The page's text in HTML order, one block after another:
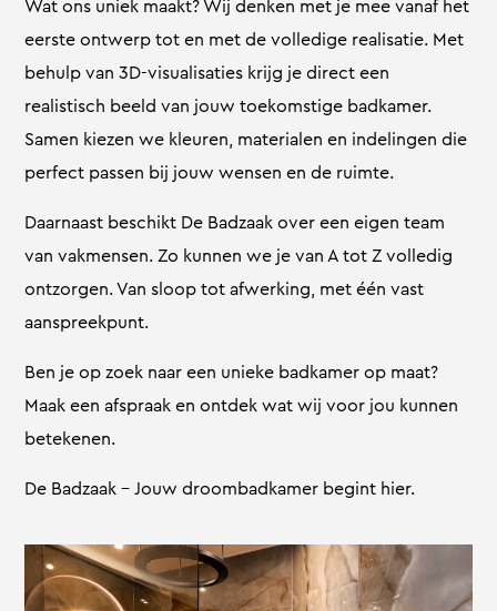
Wat ons uniek maakt? Wij denken met je mee vanaf het
eerste ontwerp tot en met de volledige realisatie. Met
behulp van 3D-visualisaties krijg je direct een
realistisch beeld van jouw toekomstige badkamer.
Samen kiezen we kleuren, materialen en indelingen die
perfect passen bij jouw wensen en de ruimte.
Daarnaast beschikt De Badzaak over een eigen team
van vakmensen. Zo kunnen we je van A tot Z volledig
ontzorgen. Van sloop tot afwerking, met één vast
aanspreekpunt.
Ben je op zoek naar een unieke badkamer op maat?
Maak een afspraak en ontdek wat wij voor jou kunnen
betekenen.
De Badzaak – Jouw droombadkamer begint hier.